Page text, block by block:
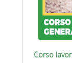
Corso